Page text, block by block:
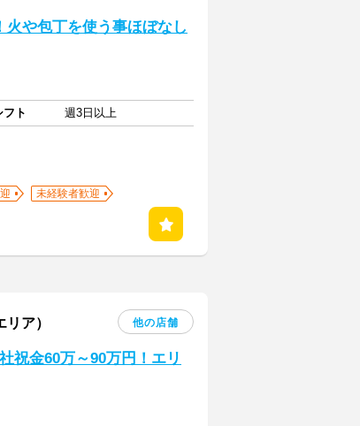
火や包丁を使う事ほぼなし
フト
週3日以上
未経験者歓迎
ア） 他の店舗
祝金60万～90万円！エリ